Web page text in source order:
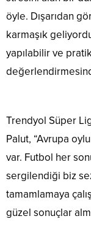
öyle. Dışarıdan
karmaşık
yapılabilir ve
Trendyol Süper
Palut, “Avrupa
var. Futbol her
sergilendiği biz
tamamlamaya
güzel sonuçlar